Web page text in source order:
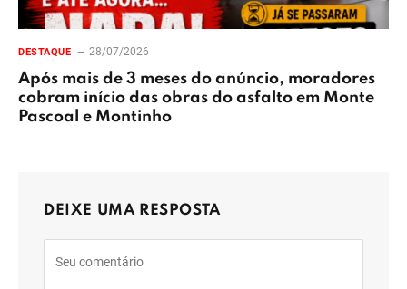
DESTAQUE 28/07/2026
Após mais de 3 meses do anúncio, moradores
cobram início das obras do asfalto em Monte
Pascoal e Montinho
DEIXE UMA RESPOSTA